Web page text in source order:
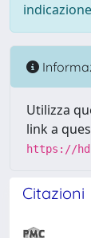
Utilizza
link a
https://
Citazioni